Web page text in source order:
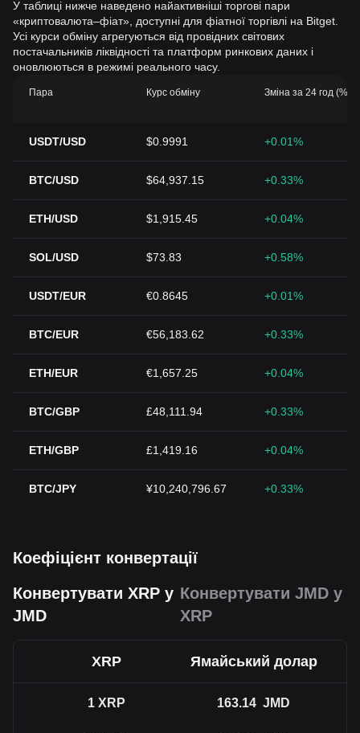
У таблиці нижче наведено найактивніші торгові пари
«криптовалюта–фіат», доступні для фіатної торгівлі на Bitget.
Усі курси обміну агрегуються від провідних світових
постачальників ліквідності та платформ ринкових даних і
оновлюються в режимі реального часу.
Пара Курс обміну Зміна за 24 год (%)
USDT/USD $0.9991 +0.01%
BTC/USD $64,937.15 +0.33%
ETH/USD $1,915.45 +0.04%
SOL/USD $73.83 +0.58%
USDT/EUR €0.8645 +0.01%
BTC/EUR €56,183.62 +0.33%
ETH/EUR €1,657.25 +0.04%
BTC/GBP £48,111.94 +0.33%
ETH/GBP £1,419.16 +0.04%
BTC/JPY ¥10,240,796.67 +0.33%
Коефіцієнт конвертації
Конвертувати XRP у
JMD
Конвертувати JMD у
XRP
XRP Ямайський долар
1 XRP 163.14 JMD